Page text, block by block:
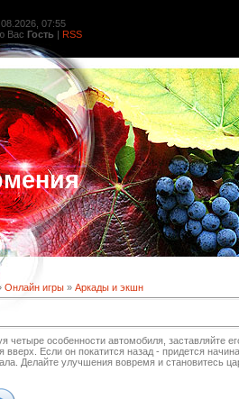
07:55
Вас Гость | RSS
Онлайн игры » Аркады и экшн
четыре особенности автомобиля, заставляйте
вверх. Если он покатится назад - придется
Делайте улучшения вовремя и становитесь